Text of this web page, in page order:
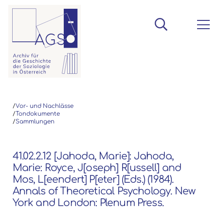
/Vor- und Nachlässe
/Tondokumente
/Sammlungen
41.02.2.12 [Jahoda, Marie]: Jahoda,
Marie: Royce, J[oseph] R[ussell] and
Mos, L[eendert] P[eter] (Eds.) (1984).
Annals of Theoretical Psychology. New
York and London: Plenum Press.